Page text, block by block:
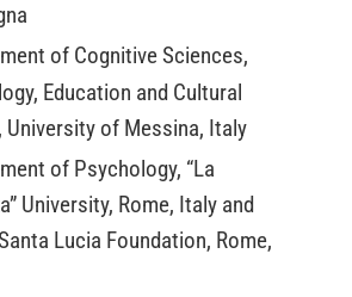
of Cognitive Sciences,
Education and Cultural
University of Messina, Italy
of Psychology, “La
University, Rome, Italy and
Lucia Foundation, Rome,